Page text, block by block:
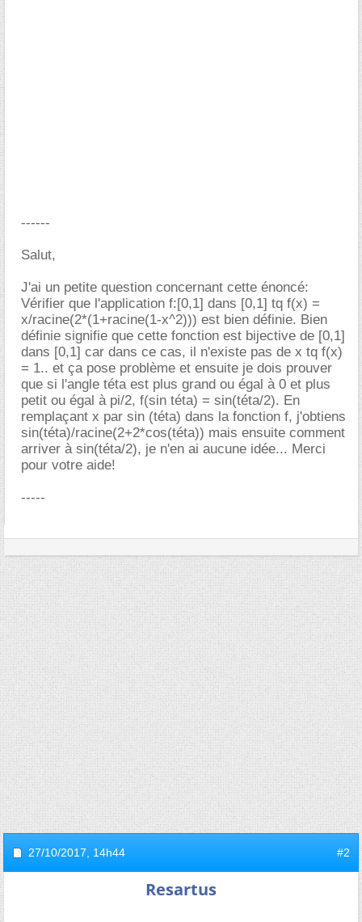
------
Salut,
J'ai un petite question concernant cette énoncé:
Vérifier que l'application f:[0,1] dans [0,1] tq f(x) =
x/racine(2*(1+racine(1-x^2))) est bien définie. Bien
définie signifie que cette fonction est bijective de [0,1]
dans [0,1] car dans ce cas, il n'existe pas de x tq f(x)
= 1.. et ça pose problème et ensuite je dois prouver
que si l'angle téta est plus grand ou égal à 0 et plus
petit ou égal à pi/2, f(sin téta) = sin(téta/2). En
remplaçant x par sin (téta) dans la fonction f, j'obtiens
sin(téta)/racine(2+2*cos(téta)) mais ensuite comment
arriver à sin(téta/2), je n'en ai aucune idée... Merci
pour votre aide!
-----
27/10/2017, 14h44 #2
Resartus